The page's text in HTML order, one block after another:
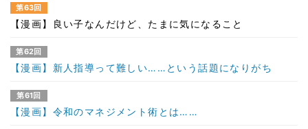
第63回
【漫画】良い子なんだけど、たまに気になること
第62回
【漫画】新人指導って難しい……という話題になりがち
第61回
【漫画】令和のマネジメント術とは……